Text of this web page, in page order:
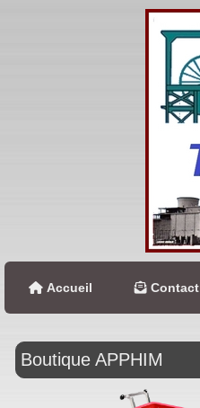
Accueil Contact
Boutique APPHIM